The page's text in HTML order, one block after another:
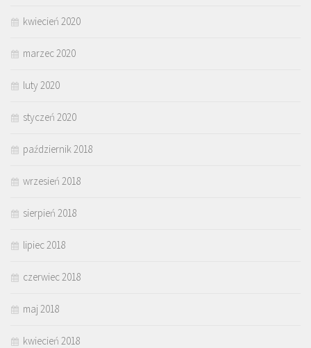
kwiecień 2020
marzec 2020
luty 2020
styczeń 2020
październik 2018
wrzesień 2018
sierpień 2018
lipiec 2018
czerwiec 2018
maj 2018
kwiecień 2018